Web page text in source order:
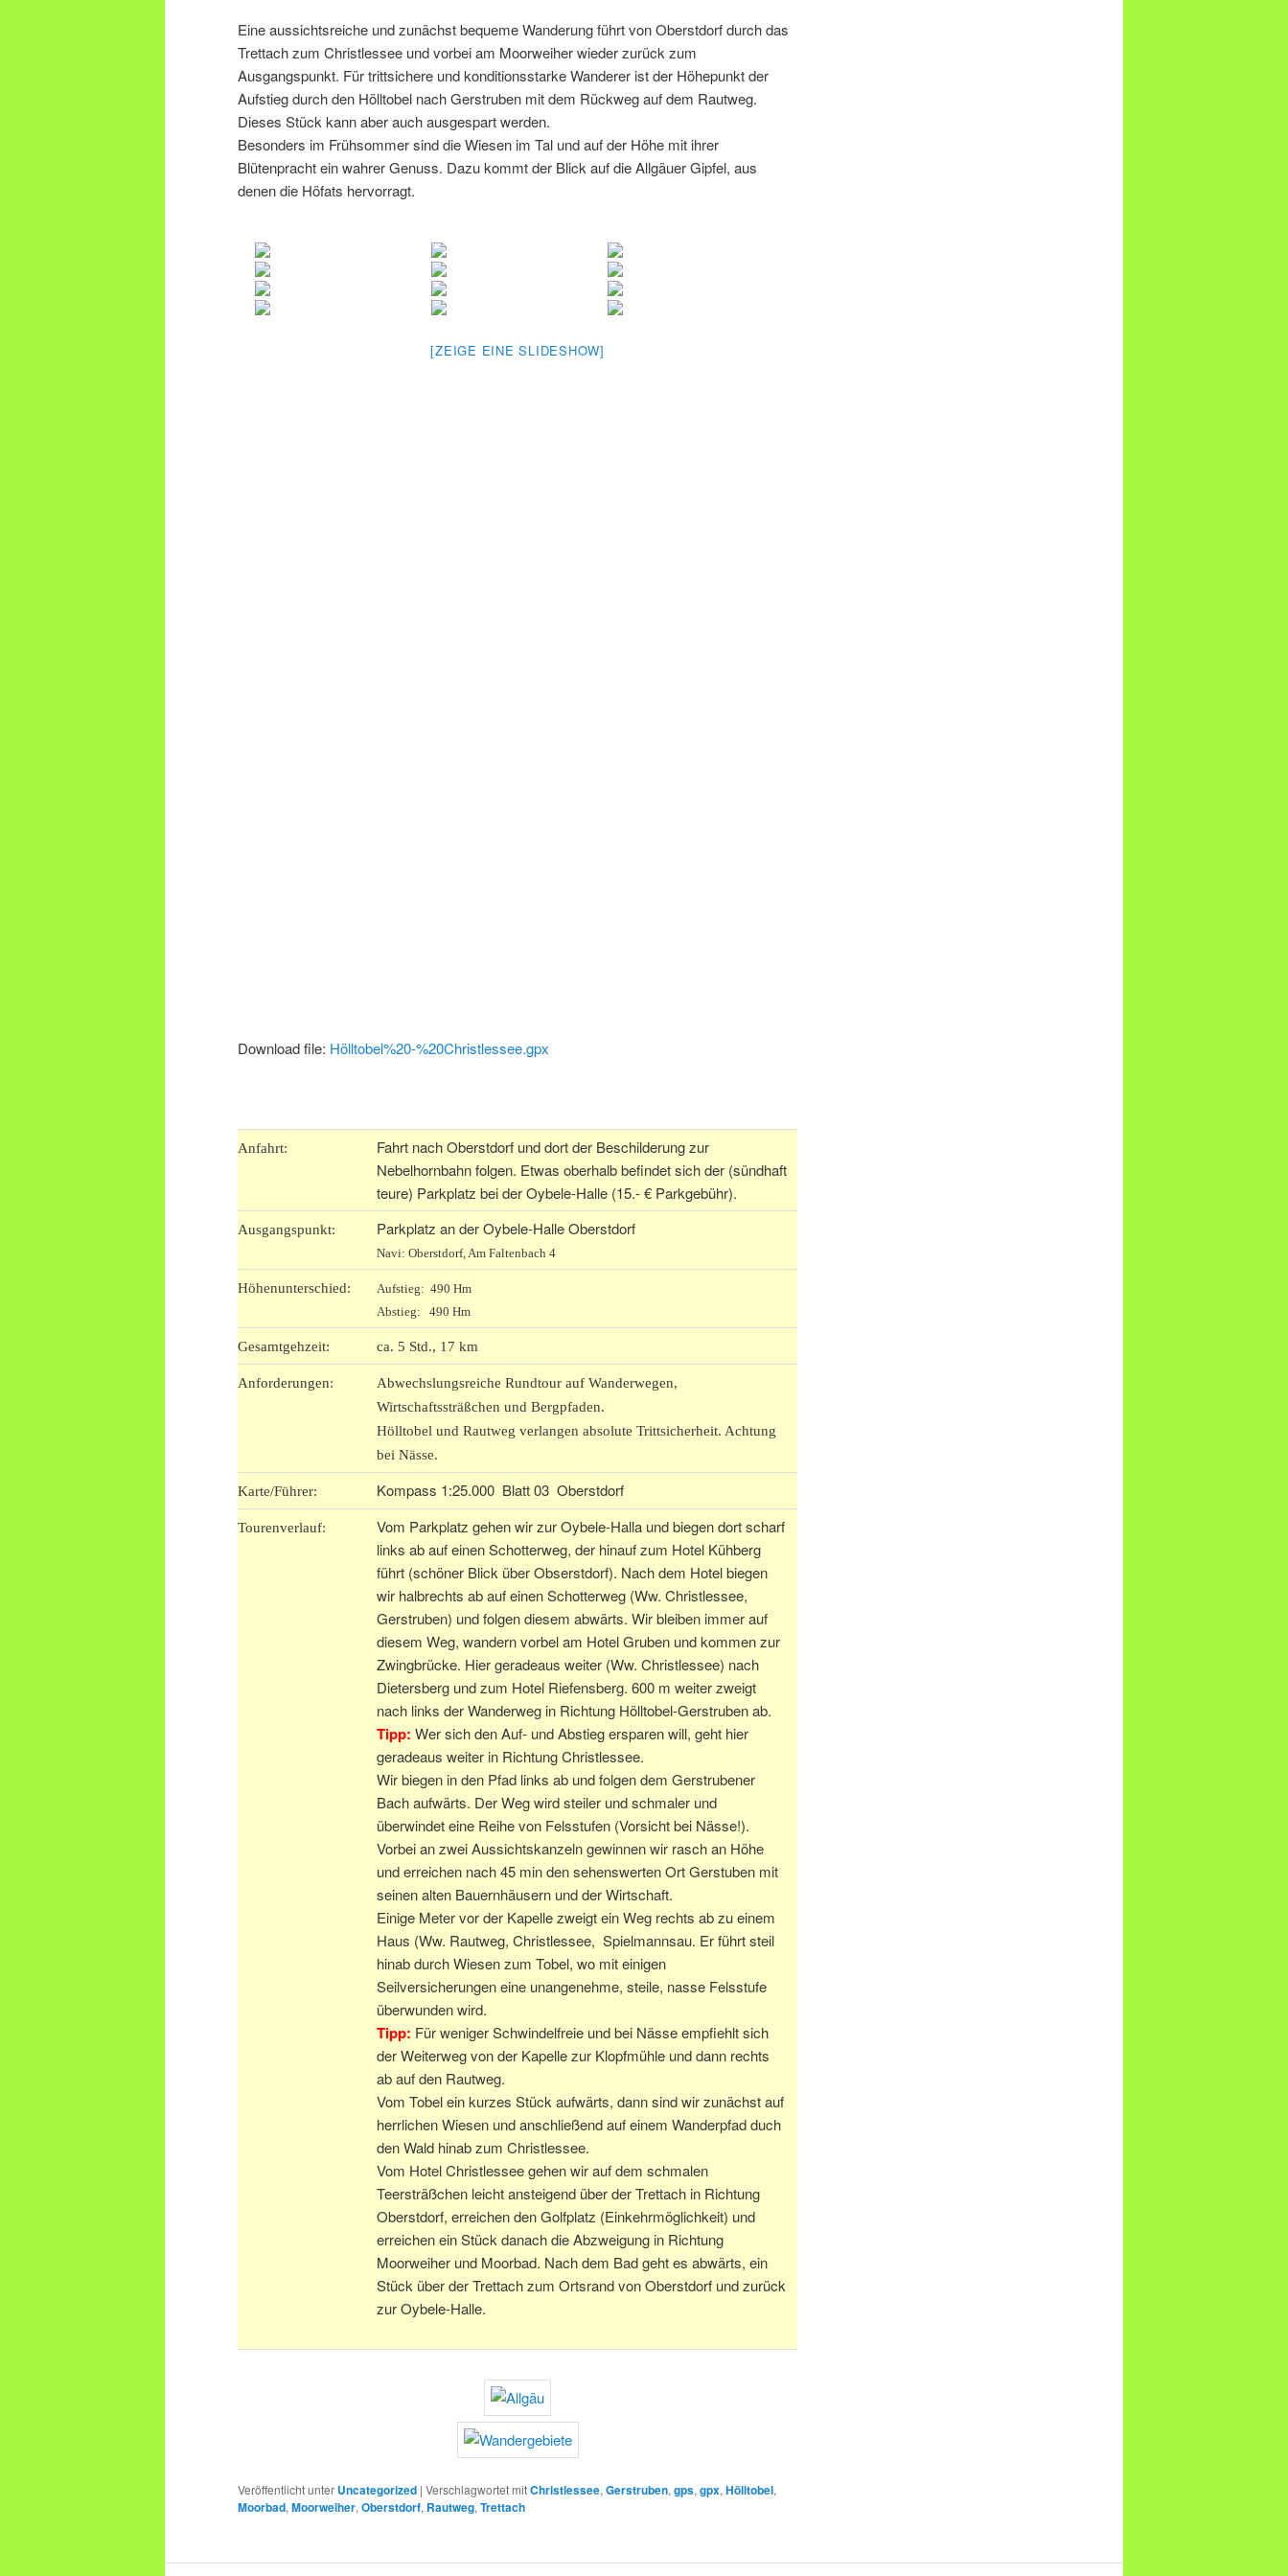
Eine aussichtsreiche und zunächst bequeme Wanderung führt von Oberstdorf durch das
Trettach zum Christlessee und vorbei am Moorweiher wieder zurück zum
Ausgangspunkt. Für trittsichere und konditionsstarke Wanderer ist der Höhepunkt der
Aufstieg durch den Hölltobel nach Gerstruben mit dem Rückweg auf dem Rautweg.
Dieses Stück kann aber auch ausgespart werden.
Besonders im Frühsommer sind die Wiesen im Tal und auf der Höhe mit ihrer
Blütenpracht ein wahrer Genuss. Dazu kommt der Blick auf die Allgäuer Gipfel, aus
denen die Höfats hervorragt.
[ZEIGE EINE SLIDESHOW]
Download file: Hölltobel%20-%20Christlessee.gpx
Anfahrt:
Fahrt nach Oberstdorf und dort der Beschilderung zur
Nebelhornbahn folgen. Etwas oberhalb befindet sich der (sündhaft
teure) Parkplatz bei der Oybele-Halle (15.- € Parkgebühr).
Ausgangspunkt: Parkplatz an der Oybele-Halle Oberstdorf
Navi: Oberstdorf, Am Faltenbach 4
Höhenunterschied:
Aufstieg: 490 Hm
Abstieg: 490 Hm
Gesamtgehzeit: ca. 5 Std., 17 km
Anforderungen:
Abwechslungsreiche Rundtour auf Wanderwegen,
Wirtschaftssträßchen und Bergpfaden.
Hölltobel und Rautweg verlangen absolute Trittsicherheit. Achtung
bei Nässe.
Karte/Führer: Kompass 1:25.000 Blatt 03 Oberstdorf
Tourenverlauf:
Vom Parkplatz gehen wir zur Oybele-Halla und biegen dort scharf
links ab auf einen Schotterweg, der hinauf zum Hotel Kühberg
führt (schöner Blick über Obserstdorf). Nach dem Hotel biegen
wir halbrechts ab auf einen Schotterweg (Ww. Christlessee,
Gerstruben) und folgen diesem abwärts. Wir bleiben immer auf
diesem Weg, wandern vorbel am Hotel Gruben und kommen zur
Zwingbrücke. Hier geradeaus weiter (Ww. Christlessee) nach
Dietersberg und zum Hotel Riefensberg. 600 m weiter zweigt
nach links der Wanderweg in Richtung Hölltobel-Gerstruben ab.
Tipp: Wer sich den Auf- und Abstieg ersparen will, geht hier
geradeaus weiter in Richtung Christlessee.
Wir biegen in den Pfad links ab und folgen dem Gerstrubener
Bach aufwärts. Der Weg wird steiler und schmaler und
überwindet eine Reihe von Felsstufen (Vorsicht bei Nässe!).
Vorbei an zwei Aussichtskanzeln gewinnen wir rasch an Höhe
und erreichen nach 45 min den sehenswerten Ort Gerstuben mit
seinen alten Bauernhäusern und der Wirtschaft.
Einige Meter vor der Kapelle zweigt ein Weg rechts ab zu einem
Haus (Ww. Rautweg, Christlessee, Spielmannsau. Er führt steil
hinab durch Wiesen zum Tobel, wo mit einigen
Seilversicherungen eine unangenehme, steile, nasse Felsstufe
überwunden wird.
Tipp: Für weniger Schwindelfreie und bei Nässe empfiehlt sich
der Weiterweg von der Kapelle zur Klopfmühle und dann rechts
ab auf den Rautweg.
Vom Tobel ein kurzes Stück aufwärts, dann sind wir zunächst auf
herrlichen Wiesen und anschließend auf einem Wanderpfad duch
den Wald hinab zum Christlessee.
Vom Hotel Christlessee gehen wir auf dem schmalen
Teersträßchen leicht ansteigend über der Trettach in Richtung
Oberstdorf, erreichen den Golfplatz (Einkehrmöglichkeit) und
erreichen ein Stück danach die Abzweigung in Richtung
Moorweiher und Moorbad. Nach dem Bad geht es abwärts, ein
Stück über der Trettach zum Ortsrand von Oberstdorf und zurück
zur Oybele-Halle.
Veröffentlicht unter Uncategorized | Verschlagwortet mitChristlessee, Gerstruben, gps, gpx, Hölltobel,
Moorbad, Moorweiher, Oberstdorf, Rautweg, Trettach